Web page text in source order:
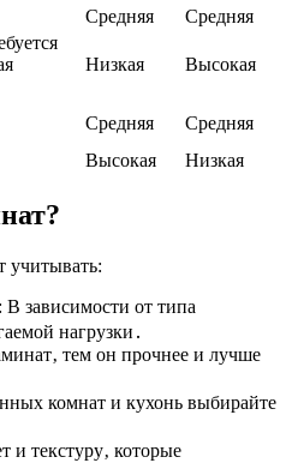
Средняя Средняя
Низкая Высокая
Средняя
Средняя
Высокая Низкая
учитывать:
В зависимости от типа
нагрузки․
тем он прочнее и лучше
комнат и кухонь выбирайте
и текстуру‚ которые